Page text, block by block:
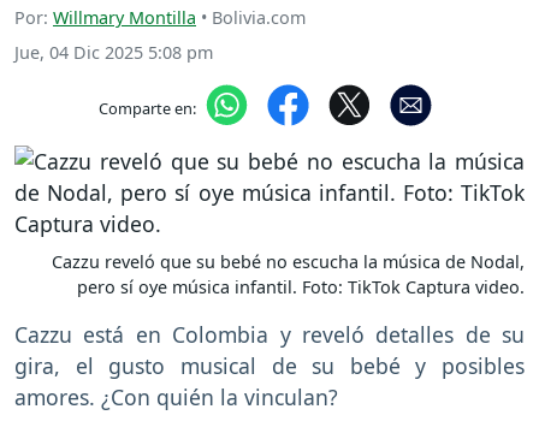
Por: Willmary Montilla • Bolivia.com
Jue, 04 Dic 2025 5:08 pm
Comparte en:
Cazzu reveló que su bebé no escucha la música de Nodal,
pero sí oye música infantil. Foto: TikTok Captura video.
Cazzu está en Colombia y reveló detalles de su
gira, el gusto musical de su bebé y posibles
amores. ¿Con quién la vinculan?